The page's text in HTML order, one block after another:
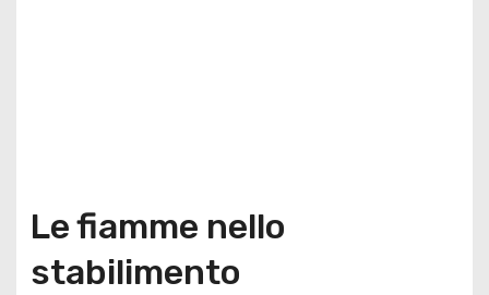
Le fiamme nello
stabilimento